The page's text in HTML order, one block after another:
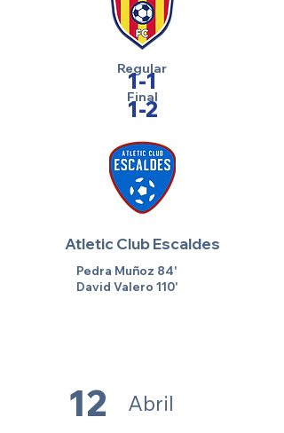
Regular
1-1
Final
1-2
Atletic Club Escaldes
Pedra Muñoz 84'
David Valero 110'
12 Abril